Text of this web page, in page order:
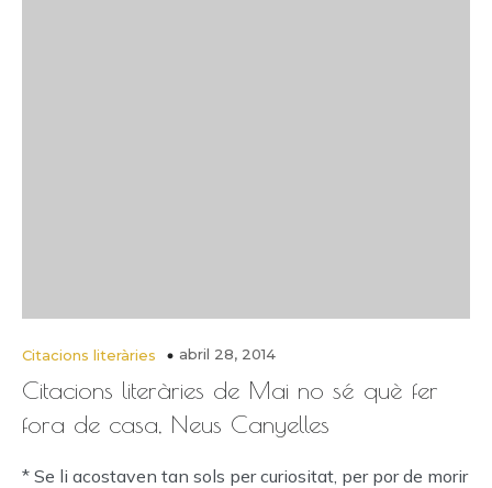
Citacions literàries abril 28, 2014
Citacions literàries de Mai no sé què fer
fora de casa, Neus Canyelles
* Se li acostaven tan sols per curiositat, per por de morir